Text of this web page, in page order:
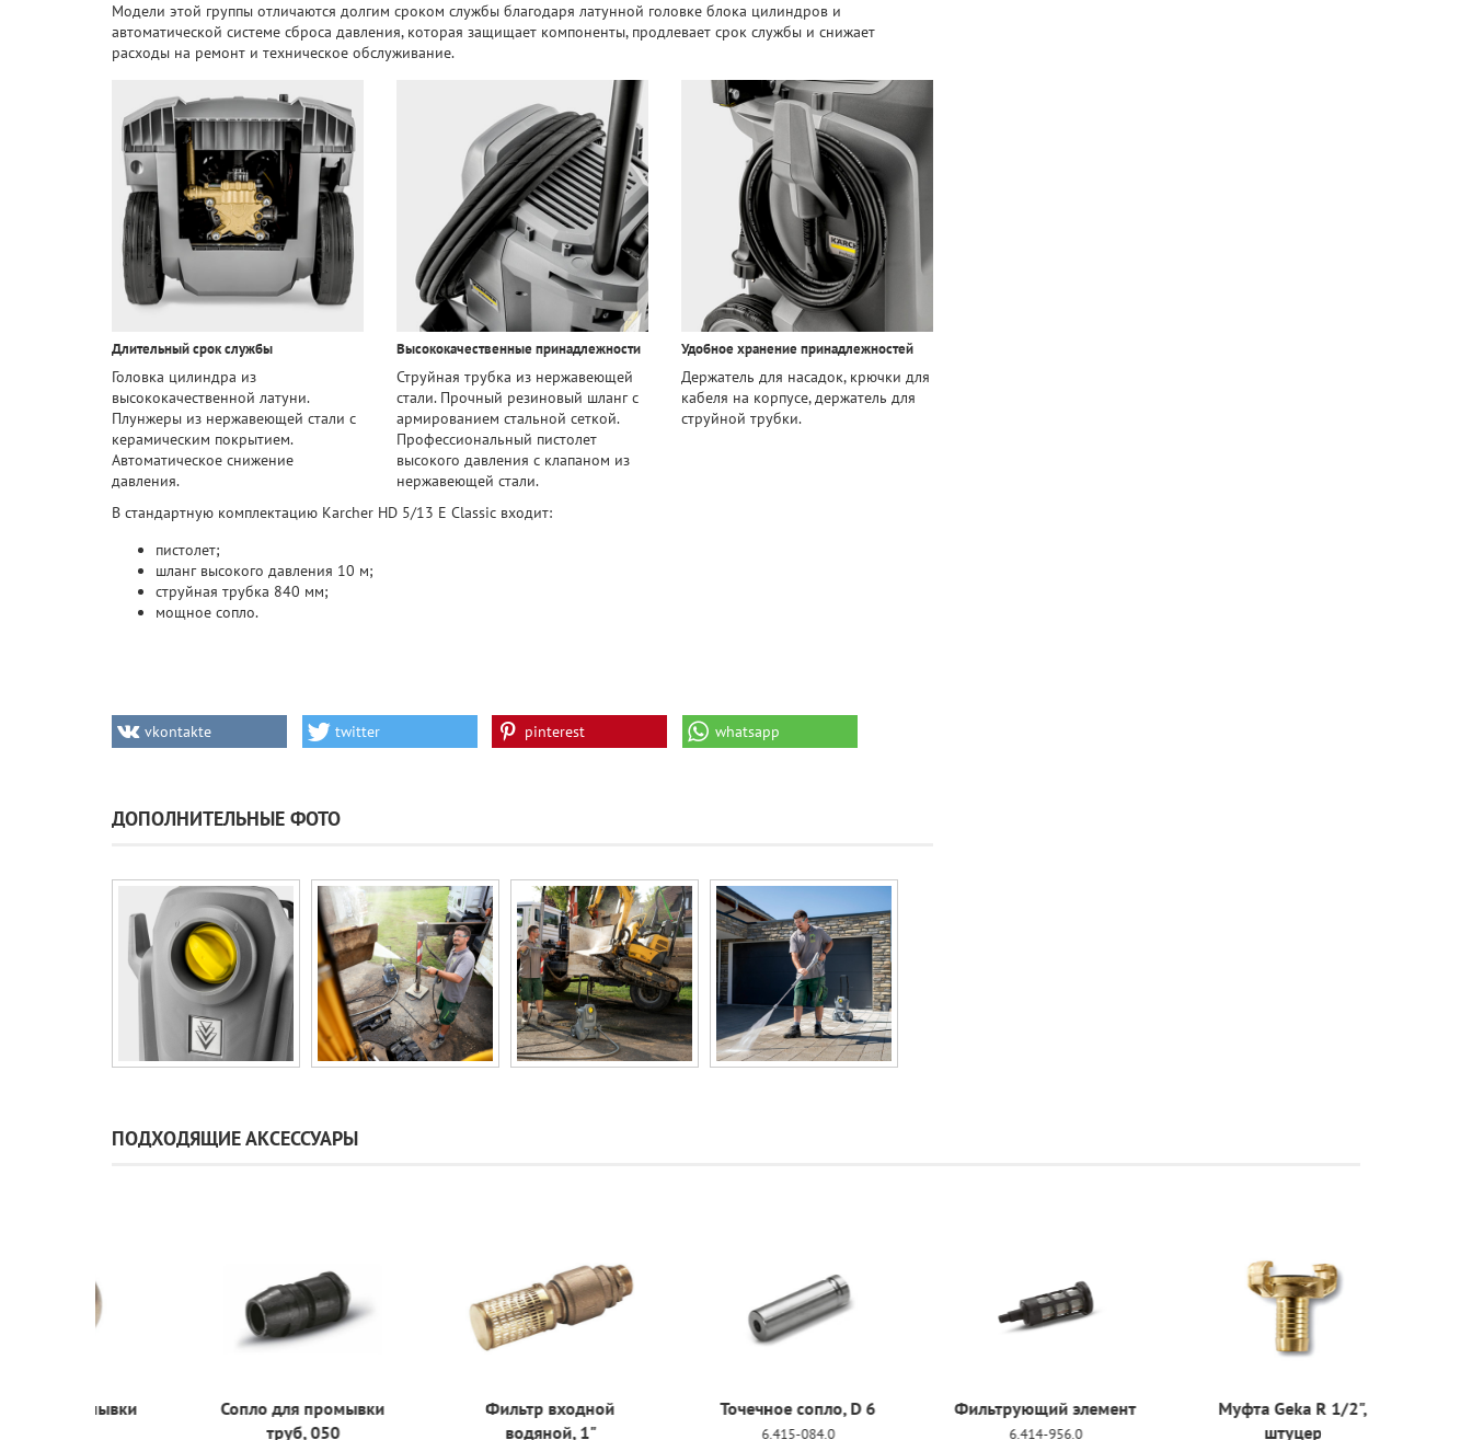
Модели этой группы отличаются долгим сроком службы благодаря латунной головке блока цилиндров и
автоматической системе сброса давления, которая защищает компоненты, продлевает срок службы и снижает
расходы на ремонт и техническое обслуживание.
Длительный срок службы
Головка цилиндра из
высококачественной латуни.
Плунжеры из нержавеющей стали с
керамическим покрытием.
Автоматическое снижение
давления.
Высококачественные принадлежности
Струйная трубка из нержавеющей
стали. Прочный резиновый шланг с
армированием стальной сеткой.
Профессиональный пистолет
высокого давления с клапаном из
нержавеющей стали.
Удобное хранение принадлежностей
Держатель для насадок, крючки для
кабеля на корпусе, держатель для
струйной трубки.
В стандартную комплектацию Karcher HD 5/13 E Classic входит:
пистолет;
шланг высокого давления 10 м;
струйная трубка 840 мм;
мощное сопло.
vkontakte twitter pinterest whatsapp
ДОПОЛНИТЕЛЬНЫЕ ФОТО
ПОДХОДЯЩИЕ АКСЕССУАРЫ
Сопло для промывки
труб, 050
Фильтр входной
водяной, 1"
Точечное сопло, D 6
6.415-084.0
Фильтрующий элемент
6.414-956.0
Муфта Geka R 1/2",